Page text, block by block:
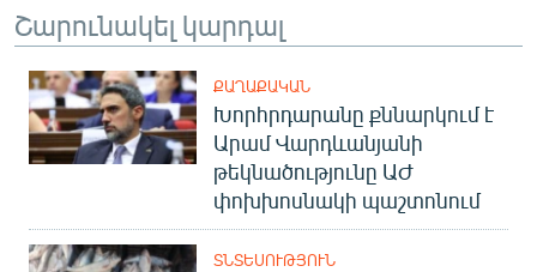
Շարունակել կարդալ
ՔԱՂԱՔԱԿԱՆ
Խորհրդարանը քննարկում է
Արամ Վարդևանյանի
թեկնածությունը ԱԺ
փոխխոսնակի պաշտոնում
ՏՆՏԵՍՈՒԹՅՈՒՆ